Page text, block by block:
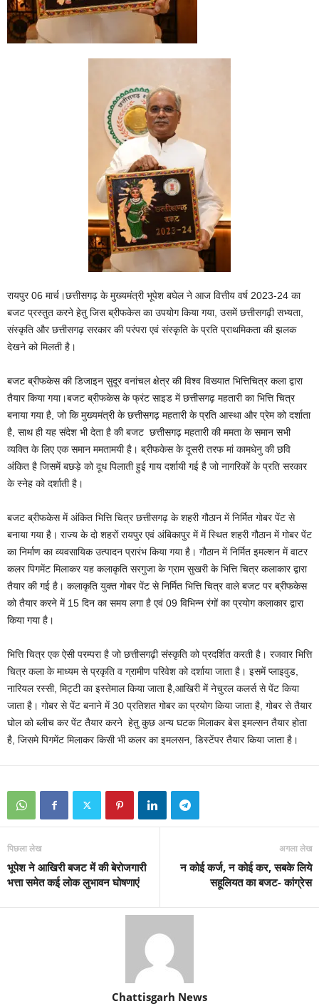
रायपुर 06 मार्च।छत्तीसगढ़ के मुख्यमंत्री भूपेश बघेल ने आज वित्तीय वर्ष 2023-24 का
बजट प्रस्तुत करने हेतु जिस ब्रीफकेस का उपयोग किया गया, उसमें छत्तीसगढ़ी सभ्यता,
संस्कृति और छत्तीसगढ़ सरकार की परंपरा एवं संस्कृति के प्रति प्राथमिकता की झलक
देखने को मिलती है।
बजट ब्रीफकेस की डिजाइन सुदूर वनांचल क्षेत्र की विश्व विख्यात भित्तिचित्र कला द्वारा
तैयार किया गया।बजट ब्रीफकेस के फ्रंट साइड में छत्तीसगढ़ महतारी का भित्ति चित्र
बनाया गया है, जो कि मुख्यमंत्री के छत्तीसगढ़ महतारी के प्रति आस्था और प्रेम को दर्शाता
है, साथ ही यह संदेश भी देता है की बजट छत्तीसगढ़ महतारी की ममता के समान सभी
व्यक्ति के लिए एक समान ममतामयी है। ब्रीफकेस के दूसरी तरफ मां कामधेनु की छवि
अंकित है जिसमें बछड़े को दूध पिलाती हुई गाय दर्शायी गई है जो नागरिकों के प्रति सरकार
के स्नेह को दर्शाती है।
बजट ब्रीफकेस में अंकित भित्ति चित्र छत्तीसगढ़ के शहरी गौठान में निर्मित गोबर पेंट से
बनाया गया है। राज्य के दो शहरों रायपुर एवं अंबिकापुर में में स्थित शहरी गौठान में गोबर पेंट
का निर्माण का व्यवसायिक उत्पादन प्रारंभ किया गया है। गौठान में निर्मित इमल्शन में वाटर
कलर पिगमेंट मिलाकर यह कलाकृति सरगुजा के ग्राम सुखरी के भित्ति चित्र कलाकार द्वारा
तैयार की गई है। कलाकृति युक्त गोबर पेंट से निर्मित भित्ति चित्र वाले बजट पर ब्रीफकेस
को तैयार करने में 15 दिन का समय लगा है एवं 09 विभिन्न रंगों का प्रयोग कलाकार द्वारा
किया गया है।
भित्ति चित्र एक ऐसी परम्परा है जो छत्तीसगढ़ी संस्कृति को प्रदर्शित करती है। रजवार भित्ति
चित्र कला के माध्यम से प्रकृति व ग्रामीण परिवेश को दर्शाया जाता है। इसमें प्लाइवुड,
नारियल रस्सी, मिट्टी का इस्तेमाल किया जाता है,आखिरी में नेचुरल कलर्स से पेंट किया
जाता है। गोबर से पेंट बनाने में 30 प्रतिशत गोबर का प्रयोग किया जाता है, गोबर से तैयार
घोल को ब्लीच कर पेंट तैयार करने हेतु कुछ अन्य घटक मिलाकर बेस इमल्सन तैयार होता
है, जिसमे पिगमेंट मिलाकर किसी भी कलर का इमलसन, डिस्टेंपर तैयार किया जाता है।
पिछला लेख
भूपेश ने आखिरी बजट में की बेरोजगारी
भत्ता समेत कई लोक लुभावन घोषणाएं
अगला लेख
न कोई कर्ज, न कोई कर, सबके लिये
सहूलियत का बजट- कांग्रेस
Chattisgarh News